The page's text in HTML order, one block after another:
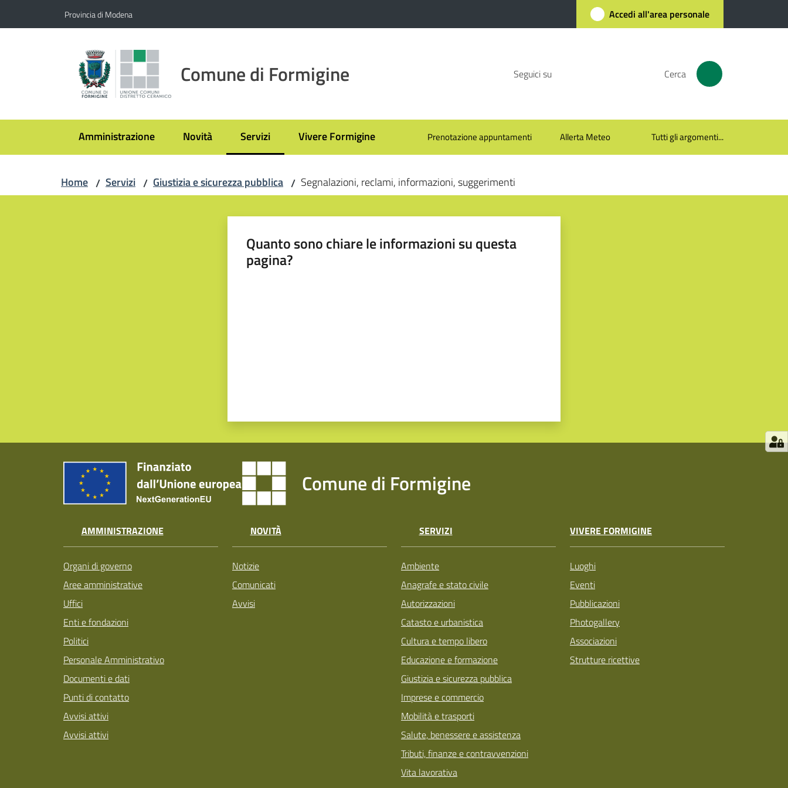
Provincia di Modena Accedi all'area personale
Comune di Formigine Seguici su Cerca
Amministrazione Novità Servizi
Menu selezionatoVivere Formigine Prenotazione appuntamenti Allerta Meteo Tutti gli argomenti...
Home / Servizi / Giustizia e sicurezza pubblica / Segnalazioni, reclami, informazioni, suggerimenti
Quanto sono chiare le informazioni su questa
pagina?
Comune di Formigine
AMMINISTRAZIONE
Organi di governo
Aree amministrative
Uffici
Enti e fondazioni
Politici
Personale Amministrativo
Documenti e dati
Punti di contatto
Avvisi attivi
Avvisi attivi
NOVITÀ
Notizie
Comunicati
Avvisi
SERVIZI
Ambiente
Anagrafe e stato civile
Autorizzazioni
Catasto e urbanistica
Cultura e tempo libero
Educazione e formazione
Giustizia e sicurezza pubblica
Imprese e commercio
Mobilità e trasporti
Salute, benessere e assistenza
Tributi, finanze e contravvenzioni
Vita lavorativa
VIVERE FORMIGINE
Luoghi
Eventi
Pubblicazioni
Photogallery
Associazioni
Strutture ricettive